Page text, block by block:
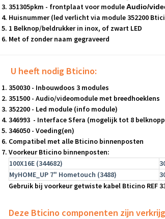
351305pkm - frontplaat voor moduleAudio/
Huisnummer (led verlicht via module 352200
1 Belknop/beldrukker in inox, of zwart LED
Met of zonder naam gegraveerd
U heeft nodig Bticino:
350030 - Inbouwdoos 3 modules
351500 - Audio/videomodule met breedhoeklens
352200 - Led module (info module)
346993 - Interface Sfera (mogelijk tot 8
346050 - Voeding(en)
Compatibel met alle Bticino binnenposten
Voorkeur Bticino binnenposten:
100X16E (344682)
MyHOME_UP 7" Hometouch (3488)
Gebruik bij voorkeur getwiste kabel Bticino REF
Deze Bticino componenten zijn